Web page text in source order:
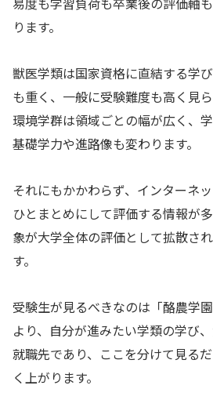
ります。
獣医学類は国家資格に直結する学
も重く、一般に受験難度も高く見
環境学群は領域ごとの幅が広く、
基礎学力や進路像も変わります。
それにもかかわらず、インターネ
ひとまとめにして評価する情報が
象が大学全体の評価として拡散さ
す。
受験生が見るべきなのは「酪農学
より、自分が進みたい学類の学び
就職先であり、ここを分けて見る
く上がります。